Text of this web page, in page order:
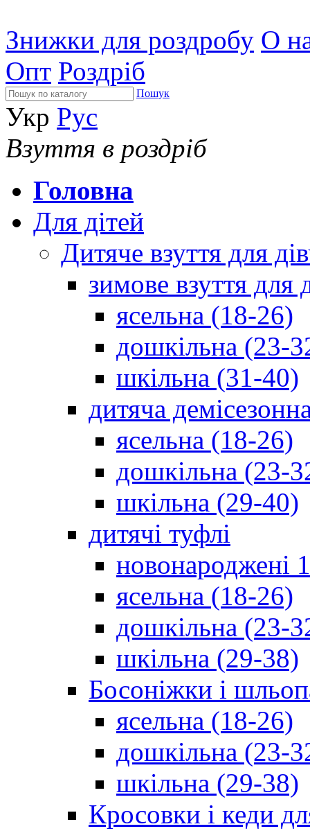
Знижки для роздробу О
Опт Роздріб
Пошук
Укр Рус
Взуття в роздріб
Головна
Для дітей
Дитяче взуття для
зимове взуття для
ясельна (18-26)
дошкільна (23-
шкільна (31-40)
дитяча
ясельна (18-26)
дошкільна (23-
шкільна (29-40)
дитячі туфлі
новонароджені
ясельна (18-26)
дошкільна (23-
шкільна (29-38)
Босоніжки і
ясельна (18-26)
дошкільна (23-
шкільна (29-38)
Кросовки і кеди